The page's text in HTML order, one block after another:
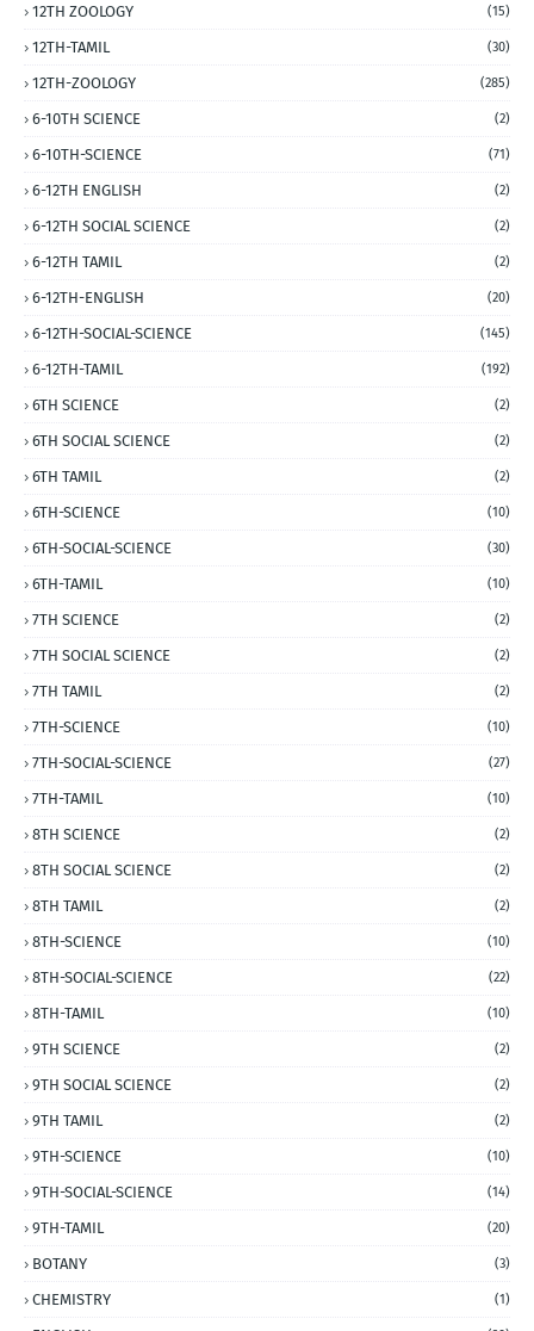
12TH ZOOLOGY (15)
12TH-TAMIL (30)
12TH-ZOOLOGY (285)
6-10TH SCIENCE (2)
6-10TH-SCIENCE (71)
6-12TH ENGLISH (2)
6-12TH SOCIAL SCIENCE (2)
6-12TH TAMIL (2)
6-12TH-ENGLISH (20)
6-12TH-SOCIAL-SCIENCE (145)
6-12TH-TAMIL (192)
6TH SCIENCE (2)
6TH SOCIAL SCIENCE (2)
6TH TAMIL (2)
6TH-SCIENCE (10)
6TH-SOCIAL-SCIENCE (30)
6TH-TAMIL (10)
7TH SCIENCE (2)
7TH SOCIAL SCIENCE (2)
7TH TAMIL (2)
7TH-SCIENCE (10)
7TH-SOCIAL-SCIENCE (27)
7TH-TAMIL (10)
8TH SCIENCE (2)
8TH SOCIAL SCIENCE (2)
8TH TAMIL (2)
8TH-SCIENCE (10)
8TH-SOCIAL-SCIENCE (22)
8TH-TAMIL (10)
9TH SCIENCE (2)
9TH SOCIAL SCIENCE (2)
9TH TAMIL (2)
9TH-SCIENCE (10)
9TH-SOCIAL-SCIENCE (14)
9TH-TAMIL (20)
BOTANY (3)
CHEMISTRY (1)